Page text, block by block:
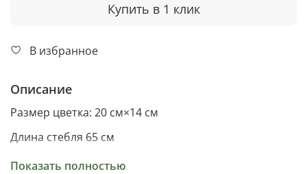
Купить в 1 клик
В избранное
Описание
Размер цветка: 20 см×14 см
Длина стебля 65 см
Материал пропилен
Показать полностью